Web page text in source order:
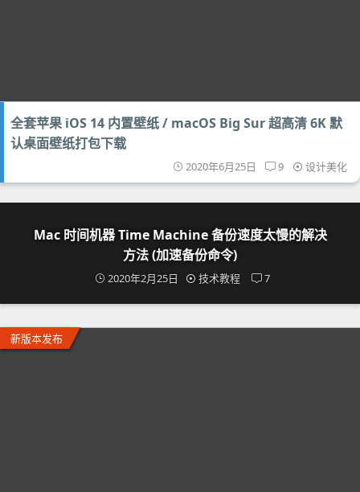
全套苹果 iOS 14 内置壁纸 / macOS Big Sur 超高清 6K 默
认桌面壁纸打包下载
2020年6月25日 9 设计美化
Mac 时间机器 Time Machine 备份速度太慢的解决
方法 (加速备份命令)
2020年2月25日 技术教程 7
新版本发布